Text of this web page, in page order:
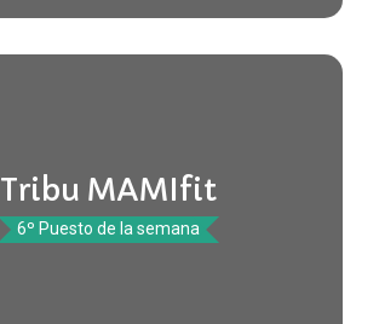
Tribu MAMIfit
6º Puesto de la semana